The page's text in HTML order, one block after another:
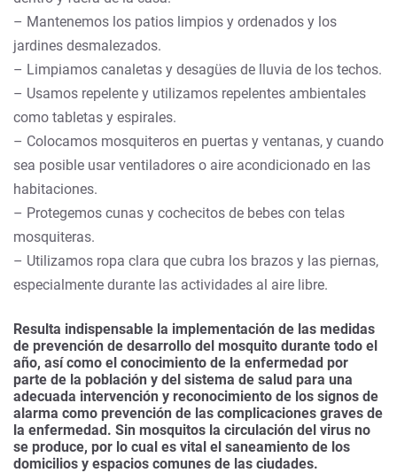
– Mantenemos los patios limpios y ordenados y los
jardines desmalezados.
– Limpiamos canaletas y desagües de lluvia de los techos.
– Usamos repelente y utilizamos repelentes ambientales
como tabletas y espirales.
– Colocamos mosquiteros en puertas y ventanas, y cuando
sea posible usar ventiladores o aire acondicionado en las
habitaciones.
– Protegemos cunas y cochecitos de bebes con telas
mosquiteras.
– Utilizamos ropa clara que cubra los brazos y las piernas,
especialmente durante las actividades al aire libre.
Resulta indispensable la implementación de las medidas
de prevención de desarrollo del mosquito durante todo el
año, así como el conocimiento de la enfermedad por
parte de la población y del sistema de salud para una
adecuada intervención y reconocimiento de los signos de
alarma como prevención de las complicaciones graves de
la enfermedad. Sin mosquitos la circulación del virus no
se produce, por lo cual es vital el saneamiento de los
domicilios y espacios comunes de las ciudades.